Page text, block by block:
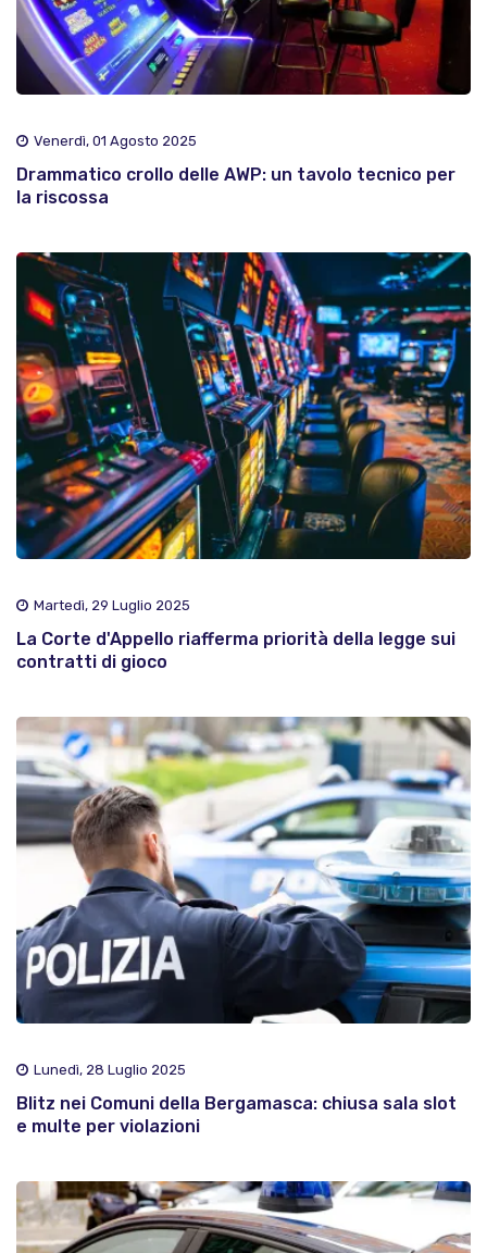
Venerdì, 01 Agosto 2025
Drammatico crollo delle AWP: un tavolo tecnico per
la riscossa
Martedì, 29 Luglio 2025
La Corte d'Appello riafferma priorità della legge sui
contratti di gioco
Lunedì, 28 Luglio 2025
Blitz nei Comuni della Bergamasca: chiusa sala slot
e multe per violazioni